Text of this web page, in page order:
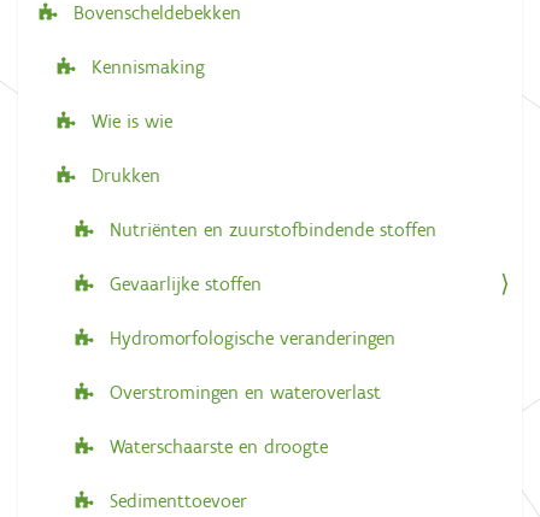
Bovenscheldebekken
Kennismaking
Wie is wie
Drukken
Nutriënten en zuurstofbindende stoffen
Gevaarlijke stoffen
Hydromorfologische veranderingen
Overstromingen en wateroverlast
Waterschaarste en droogte
Sedimenttoevoer